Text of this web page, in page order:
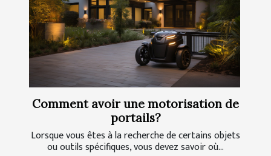
Comment avoir une motorisation de
portails?
Lorsque vous êtes à la recherche de certains objets
ou outils spécifiques, vous devez savoir où...